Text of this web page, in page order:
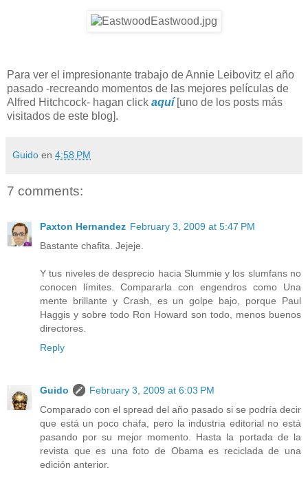
Para ver el impresionante trabajo de Annie Leibovitz el año
pasado -recreando momentos de las mejores películas de
Alfred Hitchcock- hagan click aquí[uno de los posts más
visitados de este blog].
Guido en 4:58 PM
7 comments:
Paxton Hernandez February 3, 2009 at 5:47 PM
Bastante chafita. Jejeje.
Y tus niveles de desprecio hacia Slummie y los slumfans no
conocen límites. Compararla con engendros como Una
mente brillante y Crash, es un golpe bajo, porque Paul
Haggis y sobre todo Ron Howard son todo, menos buenos
directores.
Reply
Guido
February 3, 2009 at 6:03 PM
Comparado con el spread del año pasado si se podría decir
que está un poco chafa, pero la industria editorial no está
pasando por su mejor momento. Hasta la portada de la
revista que es una foto de Obama es reciclada de una
edición anterior.